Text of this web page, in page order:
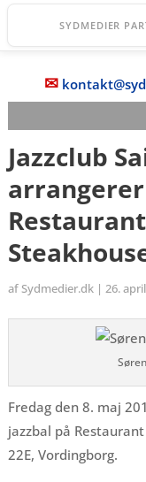
SYDMEDIER
✉
Jazzclub
af Sydmedier.dk| 26.
Fredag den 8. maj
jazzbal på
22E, Vordingborg.